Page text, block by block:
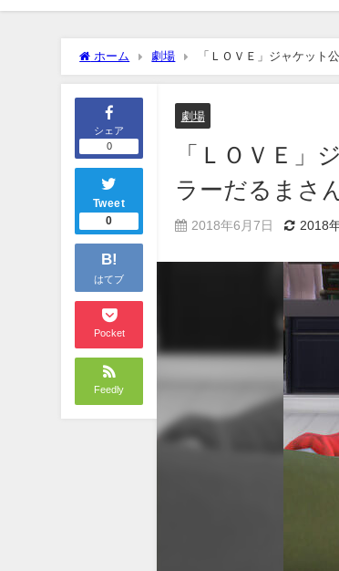
ホーム 劇場 「ＬＯＶＥ」ジャケット
シェア
0
Tweet
0
B!
はてブ
Pocket
Feedly
劇場
「ＬＯＶＥ」
ラーだるまさ
2018年6月7日 2018